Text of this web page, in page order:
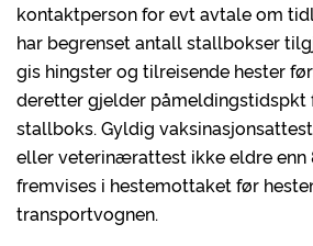
kontaktperson for evt avtale om
har begrenset antall stallbokser
gis hingster og tilreisende hester
deretter gjelder påmeldingstidspkt
stallboks. Gyldig
eller veterinærattest ikke eldre enn
fremvises i hestemottaket før
transportvognen.